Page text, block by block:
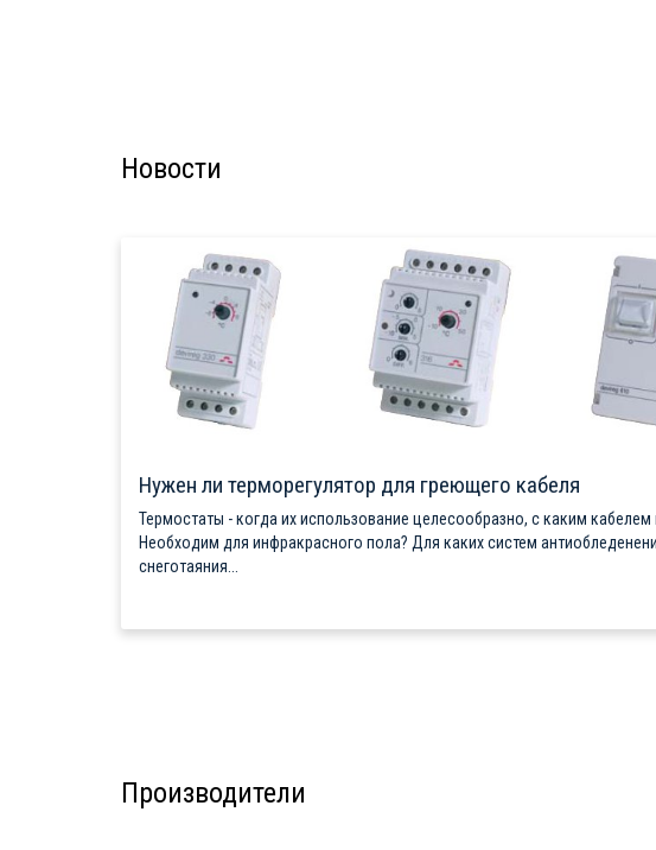
Новости
Нужен ли терморегулятор для греющего кабеля
Термостаты - когда их использование целесообразно, с каким кабелем
Необходим для инфракрасного пола? Для каких систем
снеготаяния...
Производители